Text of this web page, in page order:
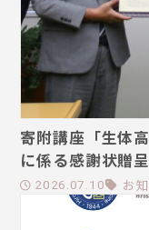
寄附講座「生体
に係る感謝状贈
2026.07.10 お